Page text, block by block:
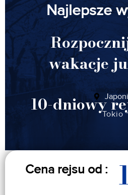
Najlepsze
wakacje
10-dniowyTokio
Cena rejsu od :